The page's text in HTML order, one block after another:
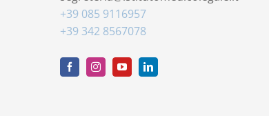
+39 085 9116957
+39 342 8567078